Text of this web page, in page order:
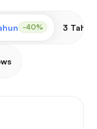
-40% 3 Tahun